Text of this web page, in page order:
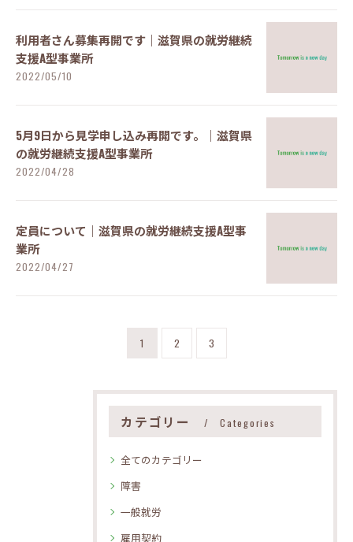
利用者さん募集再開です｜滋賀県の就労継続
支援A型事業所
2022/05/10
5月9日から見学申し込み再開です。｜滋賀県
の就労継続支援A型事業所
2022/04/28
定員について｜滋賀県の就労継続支援A型事
業所
2022/04/27
1 2 3
カテゴリー Categories
全てのカテゴリー
障害
一般就労
雇用契約